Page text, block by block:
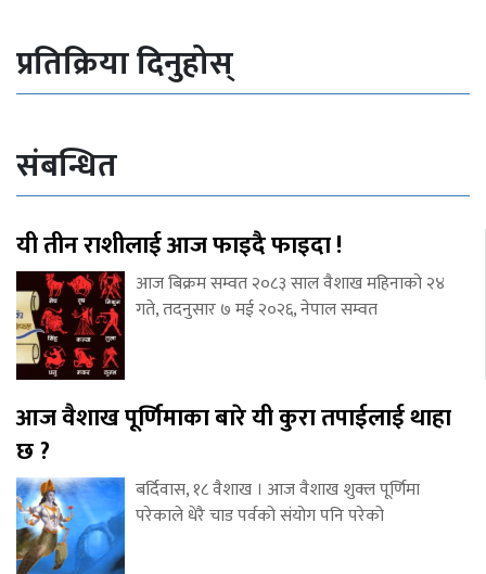
प्रतिक्रिया दिनुहोस्
संबन्धित
यी तीन राशीलाई आज फाइदै फाइदा !
आज बिक्रम सम्वत २०८३ साल वैशाख महिनाको २४
गते, तदनुसार ७ मई २०२६, नेपाल सम्वत
आज वैशाख पूर्णिमाका बारे यी कुरा तपाईलाई थाहा
छ ?
बर्दिवास, १८ वैशाख । आज वैशाख शुक्ल पूर्णिमा
परेकाले धेरै चाड पर्वको संयोग पनि परेको